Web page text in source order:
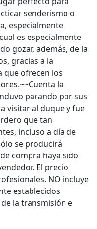
senderismo o
especialmente
es especialmente
gozar, además, de la
gracias a la
que ofrecen los
la
parando por sus
visitar al duque y fue
que tan
incluso a día de
se producirá
compra haya sido
El precio
NO incluye
establecidos
la transmisión e